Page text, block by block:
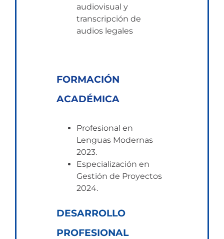
audiovisual y
transcripción de
audios legales
FORMACIÓN
ACADÉMICA
Profesional en
Lenguas Modernas
2023.
Especialización en
Gestión de Proyectos
2024.
DESARROLLO
PROFESIONAL